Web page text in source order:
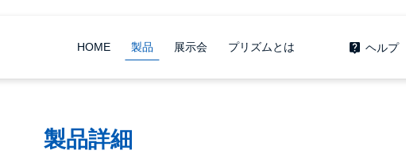
HOME 製品 展示会 プリズムとは ヘルプ
製品詳細